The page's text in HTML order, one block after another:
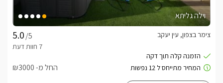
וילה גליתא
/5
צימר בצפון, עין יעקב
החל מ- ₪3000